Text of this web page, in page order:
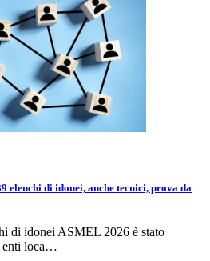
elenchi di idonei, anche tecnici, prova da
di idonei ASMEL 2026 è stato
enti loca…